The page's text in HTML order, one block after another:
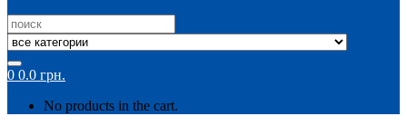
Search
for:
0 0.0 грн.
No products in the cart.